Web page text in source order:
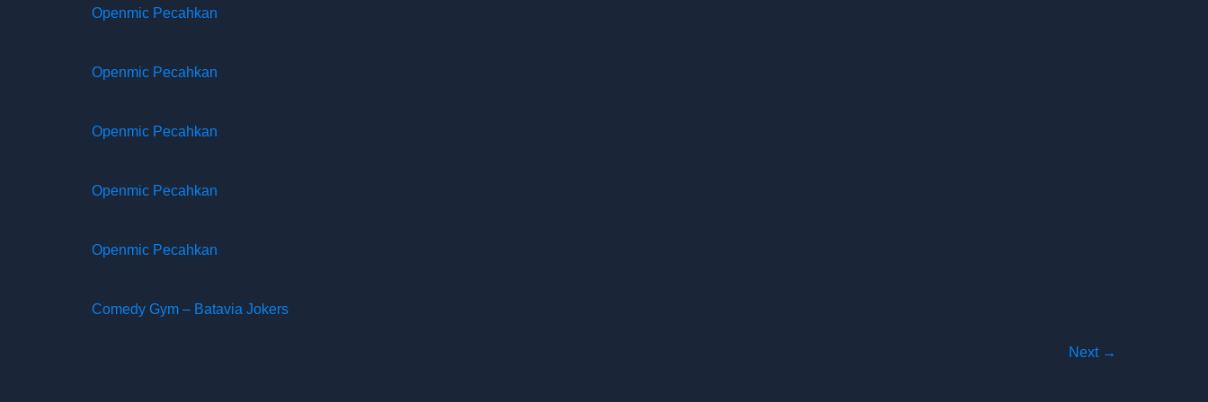
Openmic Pecahkan
Openmic Pecahkan
Openmic Pecahkan
Openmic Pecahkan
Openmic Pecahkan
Comedy Gym – Batavia Jokers
Next →